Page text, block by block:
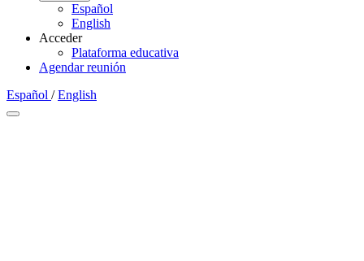
Español
English
Acceder
Plataforma educativa
Agendar reunión
Español / English